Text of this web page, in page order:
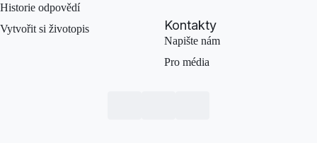
Historie odpovědí
Vytvořit si životopis
Kontakty
Napište nám
Pro média